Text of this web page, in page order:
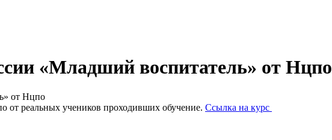
«Младший воспитатель» от Нцпо
от Нцпо
реальных учеников проходивших обучение. Ссылка на курс